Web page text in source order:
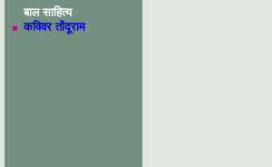
बाल साहित्य
कविवर तोंदूराम